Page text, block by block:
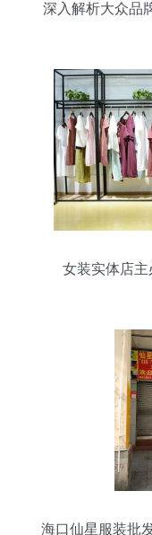
深入解析大众品
女装实体店
海口仙星服装批